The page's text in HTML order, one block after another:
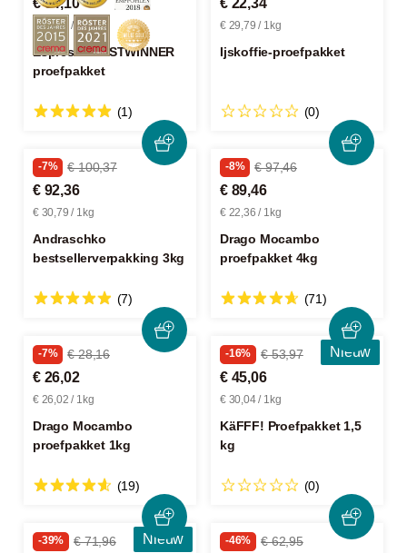
€ 54,10
€ 36,06 / 1kg
Espresso TESTWINNER
proefpakket
(1)
€ 22,34
€ 29,79 / 1kg
Ijskoffie-proefpakket
(0)
-7% € 100,37
€ 92,36
€ 30,79 / 1kg
Andraschko
bestsellerverpakking 3kg
(7)
-8% € 97,46
€ 89,46
€ 22,36 / 1kg
Drago Mocambo
proefpakket 4kg
(71)
-7% € 28,16
€ 26,02
€ 26,02 / 1kg
Drago Mocambo
proefpakket 1kg
(19)
Nieuw
-16% € 53,97
€ 45,06
€ 30,04 / 1kg
KäFFF! Proefpakket 1,5
kg
(0)
Nieuw
-39% € 71,96 -46% € 62,95